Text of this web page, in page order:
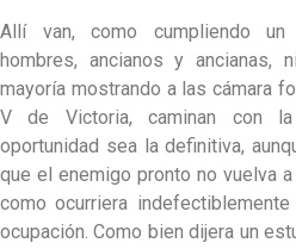
Allí van, como cumpliendo un
hombres, ancianos y ancianas,
mayoría mostrando a las cámara
V de Victoria, caminan con
oportunidad sea la definitiva,
que el enemigo pronto no vuelva
como ocurriera
ocupación. Como bien dijera un